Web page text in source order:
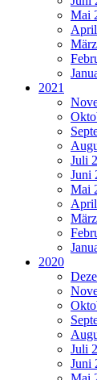
Mai
2021
Juli
Juni
Mai
April
2020
Juli
Juni